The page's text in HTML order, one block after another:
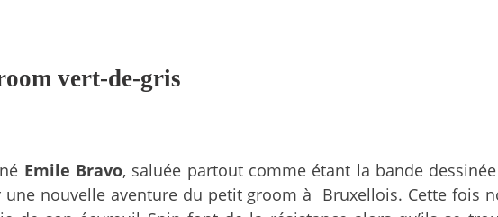
vert-de-gris
Emile Bravo, saluée partout comme étant la bande dessinée
une nouvelle aventure du petit groom à Bruxellois. Cette fois